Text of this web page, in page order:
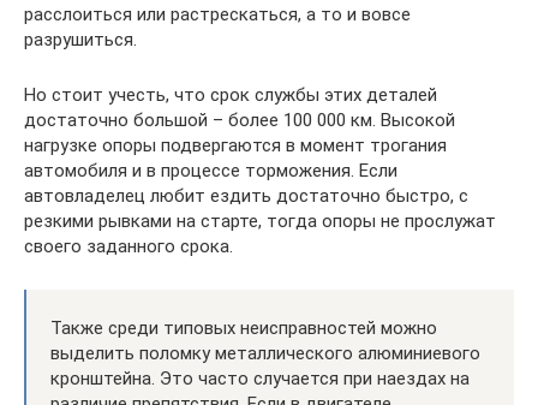
расслоиться или растрескаться, а то и вовсе
разрушиться.
Но стоит учесть, что срок службы этих деталей
достаточно большой – более 100 000 км. Высокой
нагрузке опоры подвергаются в момент трогания
автомобиля и в процессе торможения. Если
автовладелец любит ездить достаточно быстро, с
резкими рывками на старте, тогда опоры не прослужат
своего заданного срока.
Также среди типовых неисправностей можно
выделить поломку металлического алюминиевого
кронштейна. Это часто случается при наездах на